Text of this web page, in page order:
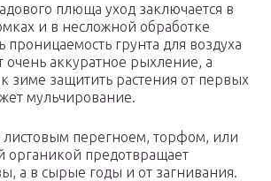
плюща уход заключается в
и в несложной обработке
грунта для воздуха
очень аккуратное рыхление, а
зиме защитить растения от первых
мульчирование.
перегноем, торфом, или
органикой предотвращает
а в сырые годы и от загнивания.